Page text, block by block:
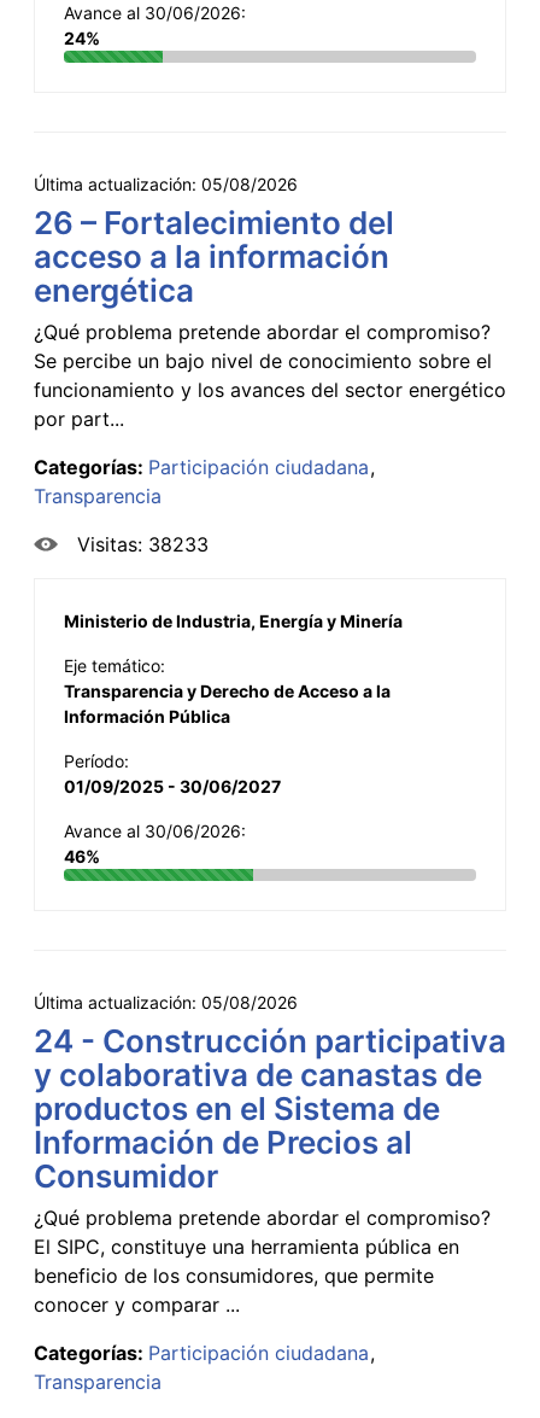
Avance al 30/06/2026:
24%
Última actualización: 05/08/2026
26 – Fortalecimiento del
acceso a la información
energética
¿Qué problema pretende abordar el compromiso?
Se percibe un bajo nivel de conocimiento sobre el
funcionamiento y los avances del sector energético
por part...
Categorías: Participación ciudadana
Transparencia
Visitas: 38233
Ministerio de Industria, Energía y Minería
Eje temático:
Transparencia y Derecho de Acceso a la
Información Pública
Período:
01/09/2025 - 30/06/2027
Avance al 30/06/2026:
46%
Última actualización: 05/08/2026
24 - Construcción participativa
y colaborativa de canastas de
productos en el Sistema de
Información de Precios al
Consumidor
¿Qué problema pretende abordar el compromiso?
El SIPC, constituye una herramienta pública en
beneficio de los consumidores, que permite
conocer y comparar ...
Categorías: Participación ciudadana
Transparencia